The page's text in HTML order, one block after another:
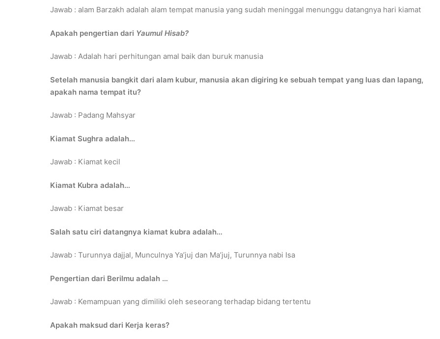
Jawab : alam Barzakh adalah alam tempat manusia yang sudah meninggal menunggu datangnya hari kiamat
Apakah pengertian dari Yaumul Hisab?
Jawab : Adalah hari perhitungan amal baik dan buruk manusia
Setelah manusia bangkit dari alam kubur, manusia akan digiring ke sebuah tempat yang luas dan lapang,
apakah nama tempat itu?
Jawab : Padang Mahsyar
Kiamat Sughra adalah…
Jawab : Kiamat kecil
Kiamat Kubra adalah…
Jawab : Kiamat besar
Salah satu ciri datangnya kiamat kubra adalah…
Jawab : Turunnya dajjal, Munculnya Ya’juj dan Ma’juj, Turunnya nabi Isa
Pengertian dari Berilmu adalah …
Jawab : Kemampuan yang dimiliki oleh seseorang terhadap bidang tertentu
Apakah maksud dari Kerja keras?